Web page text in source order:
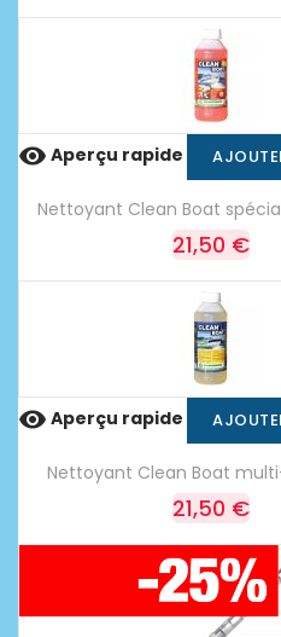
 Aperçu rapide
Nettoyant Clean Boat
21,50 €
 Aperçu rapide
Nettoyant Clean Boat
21,50 €